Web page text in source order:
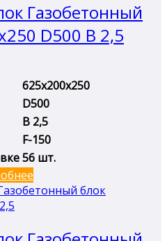
Газобетонный
D500 B 2,5
625х200х250
D500
B 2,5
F-150
56 шт.